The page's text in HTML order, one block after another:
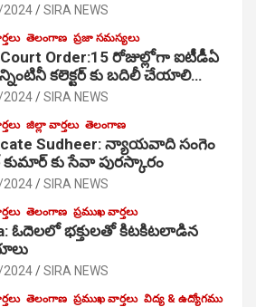
SIRA NEWS
తెలంగాణ ప్రజా సమస్యలు
Court Order:15 రోజుల్లోగా ఐటీడీఏ
కలెక్టర్ కు బదిలీ చేయాలి…
SIRA NEWS
జిల్లా వార్తలు తెలంగాణ
Sudheer: న్యాయవాది సంగెం
కుమార్ కు సేవా పురస్కారం
SIRA NEWS
తెలంగాణ ప్రముఖ వార్తలు
ఓదెల‌లో భక్తులతో కిటకిటలాడిన
SIRA NEWS
తెలంగాణ ప్రముఖ వార్తలు విద్య & ఉద్యోగము